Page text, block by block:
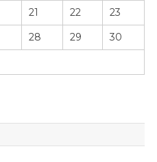
21 22
23
28 29
30